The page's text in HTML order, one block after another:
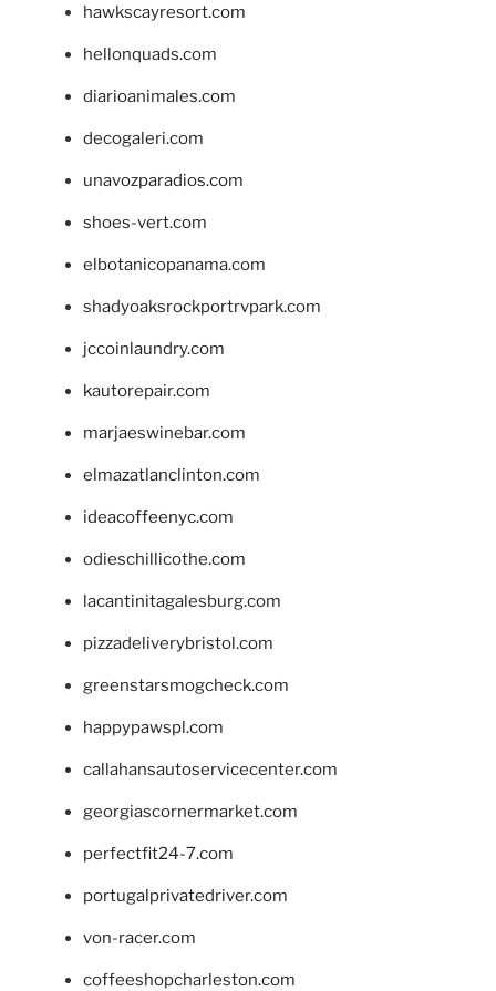
hawkscayresort.com
hellonquads.com
diarioanimales.com
decogaleri.com
unavozparadios.com
shoes-vert.com
elbotanicopanama.com
shadyoaksrockportrvpark.com
jccoinlaundry.com
kautorepair.com
marjaeswinebar.com
elmazatlanclinton.com
ideacoffeenyc.com
odieschillicothe.com
lacantinitagalesburg.com
pizzadeliverybristol.com
greenstarsmogcheck.com
happypawspl.com
callahansautoservicecenter.com
georgiascornermarket.com
perfectfit24-7.com
portugalprivatedriver.com
von-racer.com
coffeeshopcharleston.com